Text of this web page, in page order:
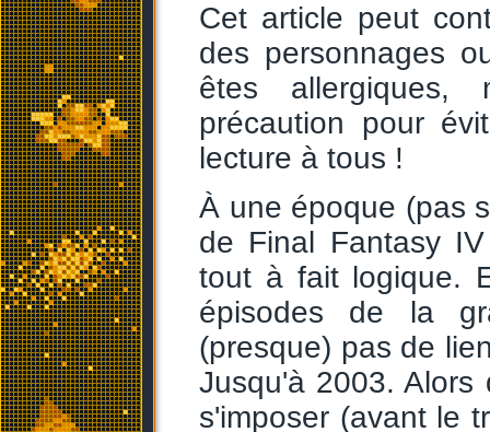
Cet article peut
des personnages
êtes allergiques,
précaution pour
lecture à tous !
À une époque (pas
de Final Fantasy
tout à fait logique.
épisodes de la
(presque) pas de
Jusqu'à 2003.
s'imposer (avant le